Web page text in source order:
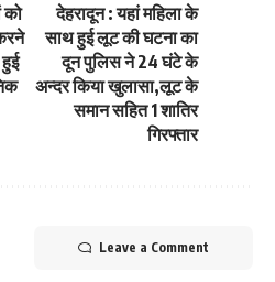
को
देहरादून : यहां महिला के
साथ हुई लूट की घटना का
दून पुलिस ने 24 घंटे के
अन्दर किया खुलासा,लूट के
समान सहित 1 शातिर
गिरफ्तार
Leave a Comment